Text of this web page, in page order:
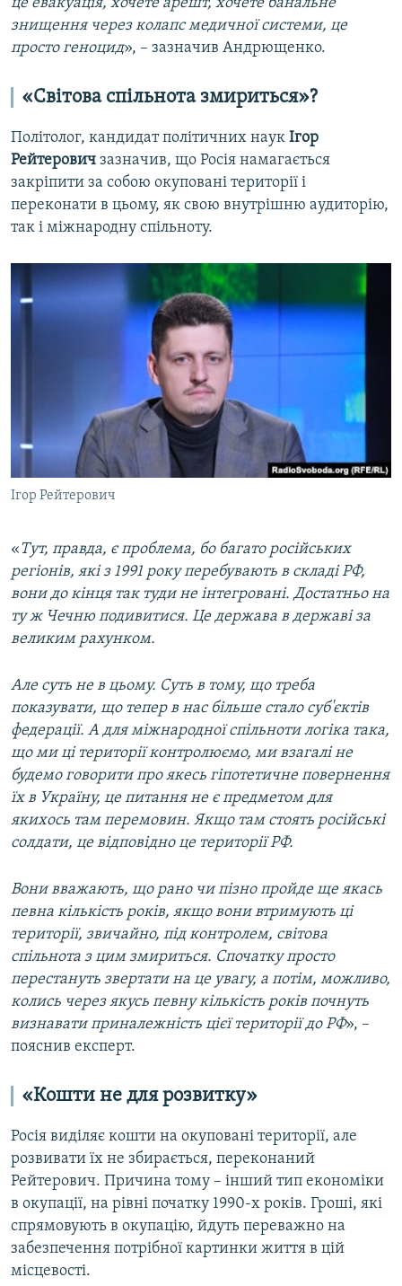
знищення через колапс медичної системи, це
просто геноцид», – зазначив Андрющенко.
«Світова спільнота змириться»?
Політолог, кандидат політичних наук Ігор
Рейтерович зазначив, що Росія намагається
закріпити за собою окуповані території і
переконати в цьому, як свою внутрішню аудиторію,
так і міжнародну спільноту.
Ігор Рейтерович
«Тут, правда, є проблема, бо багато російських
регіонів, які з 1991 року перебувають в складі РФ,
вони до кінця так туди не інтегровані. Достатньо на
ту ж Чечню подивитися. Це держава в державі за
великим рахунком.
Але суть не в цьому. Суть в тому, що треба
показувати, що тепер в нас більше стало суб'єктів
федерації. А для міжнародної спільноти логіка така,
що ми ці території контролюємо, ми взагалі не
будемо говорити про якесь гіпотетичне повернення
їх в Україну, це питання не є предметом для
якихось там перемовин. Якщо там стоять російські
солдати, це відповідно це території РФ.
Вони вважають, що рано чи пізно пройде ще якась
певна кількість років, якщо вони втримують ці
території, звичайно, під контролем, світова
спільнота з цим змириться. Спочатку просто
перестануть звертати на це увагу, а потім, можливо,
колись через якусь певну кількість років почнуть
визнавати приналежність цієї території до РФ», –
пояснив експерт.
«Кошти не для розвитку»
Росія виділяє кошти на окуповані території, але
розвивати їх не збирається, переконаний
Рейтерович. Причина тому – інший тип економіки
в окупації, на рівні початку 1990-х років. Гроші, які
спрямовують в окупацію, йдуть переважно на
забезпечення потрібної картинки життя в цій
місцевості.